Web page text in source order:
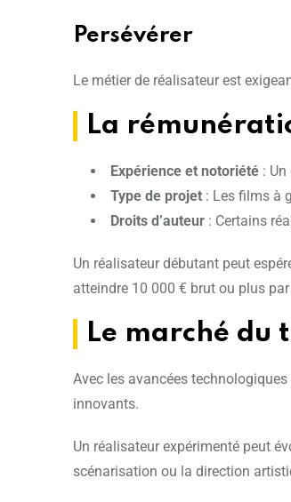
Persévérer
Le métier de réalisateur est
La
Expérience et notoriété :
Type de projet : Les films à
Droits d’auteur : Certains
Un réalisateur débutant peut
atteindre 10 000 € brut ou plus
Le marché du
Avec les avancées
innovants.
Un réalisateur expérimenté peut
scénarisation ou la direction